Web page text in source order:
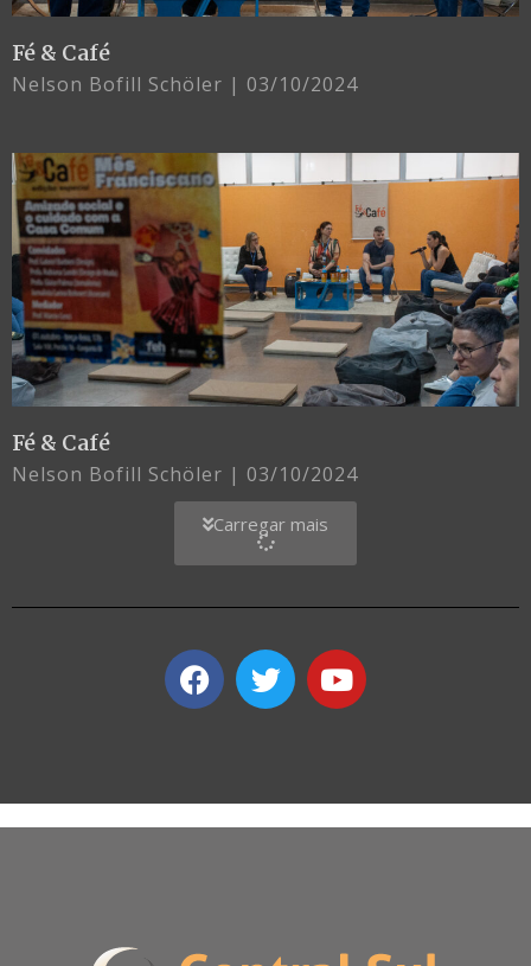
Fé & Café
Nelson Bofill Schöler 03/10/2024
Fé & Café
Nelson Bofill Schöler 03/10/2024
Carregar mais